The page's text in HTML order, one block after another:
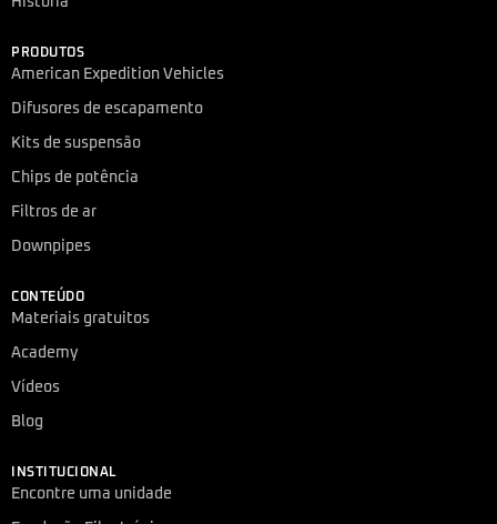
PRODUTOS
American Expedition Vehicles
Difusores de escapamento
Kits de suspensão
Chips de potência
Filtros de ar
Downpipes
CONTEÚDO
Materiais gratuitos
Academy
Vídeos
Blog
INSTITUCIONAL
Encontre uma unidade